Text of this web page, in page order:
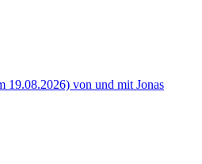
19.08.2026) von und mit Jonas